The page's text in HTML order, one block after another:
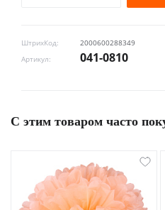
ШтрихКод:
2000600288349
Артикул:
041-0810
С этим товаром часто